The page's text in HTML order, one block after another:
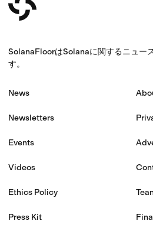
SolanaFloorはSolanaに関するニュー
す。
News
Newsletters
Events
Videos
Ethics Policy
Press Kit